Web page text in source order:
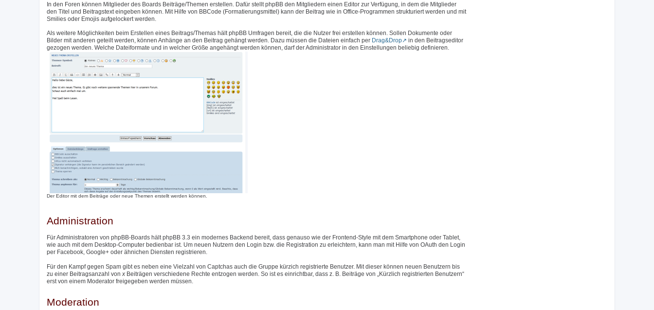
In den Foren können Mitglieder des Boards Beiträge/Themen erstellen. Dafür stellt phpBB den Mitgliedern einen Editor zur Verfügung, in dem die Mitglieder
den Titel und Beitragstext eingeben können. Mit Hilfe von BBCode (Formatierungsmittel) kann der Beitrag wie in Office-Programmen strukturiert werden und mit
Smilies oder Emojis aufgelockert werden.
Als weitere Möglichkeiten beim Erstellen eines Beitrags/Themas hält phpBB Umfragen bereit, die die Nutzer frei erstellen können. Sollen Dokumente oder
Bilder mit anderen geteilt werden, können Anhänge an den Beitrag gehängt werden. Dazu müssen die Dateien einfach per Drag&Drop
in den Beitragseditor
gezogen werden. Welche Dateiformate und in welcher Größe angehängt werden können, darf der Administrator in den Einstellungen beliebig definieren.
Der Editor mit dem Beiträge oder neue Themen erstellt werden können.
Administration
Für Administratoren von phpBB-Boards hält phpBB 3.3 ein modernes Backend bereit, dass genauso wie der Frontend-Style mit dem Smartphone oder Tablet,
wie auch mit dem Desktop-Computer bedienbar ist. Um neuen Nutzern den Login bzw. die Registration zu erleichtern, kann man mit Hilfe von OAuth den Login
per Facebook, Google+ oder ähnichen Diensten registrieren.
Für den Kampf gegen Spam gibt es neben eine Vielzahl von Captchas auch die Gruppe kürzich registrierte Benutzer. Mit dieser können neuen Benutzern bis
zu einer Beitragsanzahl vonx Beiträgen verschiedene Rechte entzogen werden. So ist es einrichtbar, dass z. B. Beiträge von „Kürzlich registrierten Benutzern“
erst von einem Moderator freigegeben werden müssen.
Moderation